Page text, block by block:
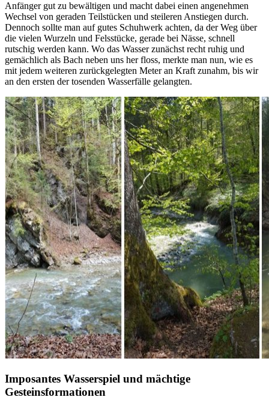
Anfänger gut zu bewältigen und macht dabei einen angenehmen
Wechsel von geraden Teilstücken und steileren Anstiegen durch.
Dennoch sollte man auf gutes Schuhwerk achten, da der Weg über
die vielen Wurzeln und Felsstücke, gerade bei Nässe, schnell
rutschig werden kann. Wo das Wasser zunächst recht ruhig und
gemächlich als Bach neben uns her floss, merkte man nun, wie es
mit jedem weiteren zurückgelegten Meter an Kraft zunahm, bis wir
an den ersten der tosenden Wasserfälle gelangten.
Imposantes Wasserspiel und mächtige
Gesteinsformationen